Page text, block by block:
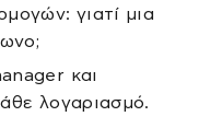
γιατί μια
και
λογαριασμό.